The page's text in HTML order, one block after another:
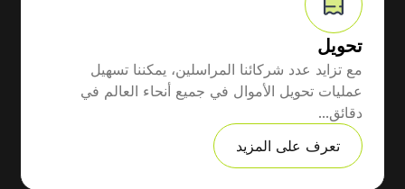
تحويل
مع تزايد عدد شركائنا المراسلين، يمكننا تسهيل
عمليات تحويل الأموال في جميع أنحاء العالم في
دقائق...
تعرف على المزيد